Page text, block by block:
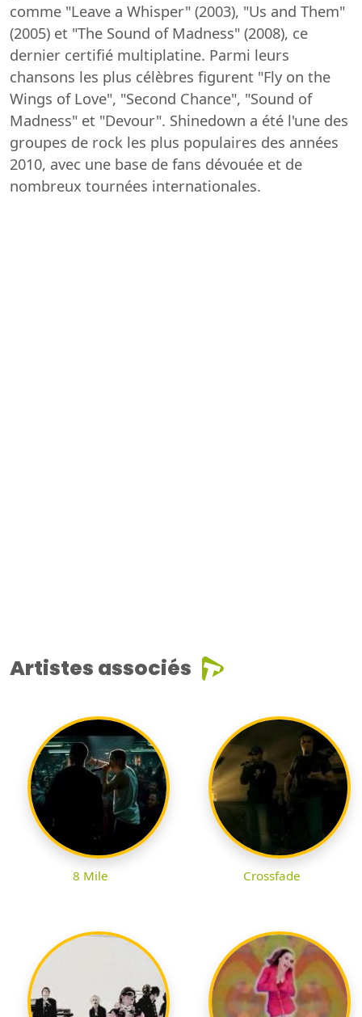
comme "Leave a Whisper" (2003), "Us and Them"
(2005) et "The Sound of Madness" (2008), ce
dernier certifié multiplatine. Parmi leurs
chansons les plus célèbres figurent "Fly on the
Wings of Love", "Second Chance", "Sound of
Madness" et "Devour". Shinedown a été l'une des
groupes de rock les plus populaires des années
2010, avec une base de fans dévouée et de
nombreux tournées internationales.
Artistes associés
8 Mile Crossfade